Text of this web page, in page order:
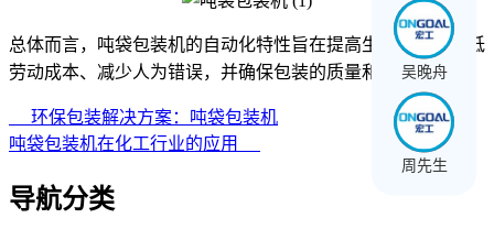
总体而言，吨袋包装机的自动化特性旨在提高生产效率、降低
劳动成本、减少人为错误，并确保包装的质量和一致性。
环保包装解决方案：吨袋包装机
吨袋包装机在化工行业的应用
导航分类
吴晚舟
周先生